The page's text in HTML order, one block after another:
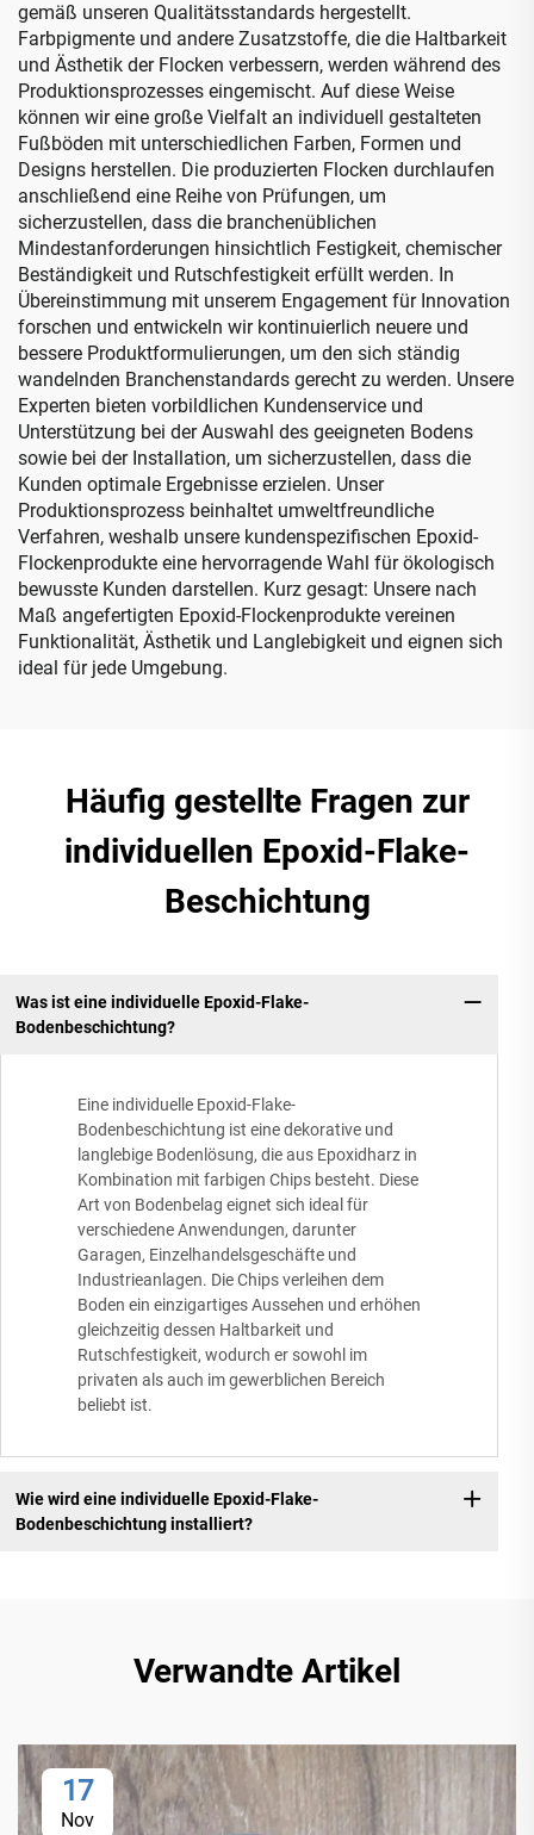
gemäß unseren Qualitätsstandards hergestellt.
Farbpigmente und andere Zusatzstoffe, die die Haltbarkeit
und Ästhetik der Flocken verbessern, werden während des
Produktionsprozesses eingemischt. Auf diese Weise
können wir eine große Vielfalt an individuell gestalteten
Fußböden mit unterschiedlichen Farben, Formen und
Designs herstellen. Die produzierten Flocken durchlaufen
anschließend eine Reihe von Prüfungen, um
sicherzustellen, dass die branchenüblichen
Mindestanforderungen hinsichtlich Festigkeit, chemischer
Beständigkeit und Rutschfestigkeit erfüllt werden. In
Übereinstimmung mit unserem Engagement für Innovation
forschen und entwickeln wir kontinuierlich neuere und
bessere Produktformulierungen, um den sich ständig
wandelnden Branchenstandards gerecht zu werden. Unsere
Experten bieten vorbildlichen Kundenservice und
Unterstützung bei der Auswahl des geeigneten Bodens
sowie bei der Installation, um sicherzustellen, dass die
Kunden optimale Ergebnisse erzielen. Unser
Produktionsprozess beinhaltet umweltfreundliche
Verfahren, weshalb unsere kundenspezifischen Epoxid-
Flockenprodukte eine hervorragende Wahl für ökologisch
bewusste Kunden darstellen. Kurz gesagt: Unsere nach
Maß angefertigten Epoxid-Flockenprodukte vereinen
Funktionalität, Ästhetik und Langlebigkeit und eignen sich
ideal für jede Umgebung.
Häufig gestellte Fragen zur
individuellen Epoxid-Flake-
Beschichtung
Was ist eine individuelle Epoxid-Flake-
Bodenbeschichtung?
Eine individuelle Epoxid-Flake-
Bodenbeschichtung ist eine dekorative und
langlebige Bodenlösung, die aus Epoxidharz in
Kombination mit farbigen Chips besteht. Diese
Art von Bodenbelag eignet sich ideal für
verschiedene Anwendungen, darunter
Garagen, Einzelhandelsgeschäfte und
Industrieanlagen. Die Chips verleihen dem
Boden ein einzigartiges Aussehen und erhöhen
gleichzeitig dessen Haltbarkeit und
Rutschfestigkeit, wodurch er sowohl im
privaten als auch im gewerblichen Bereich
beliebt ist.
Wie wird eine individuelle Epoxid-Flake-
Bodenbeschichtung installiert?
Verwandte Artikel
17
Nov